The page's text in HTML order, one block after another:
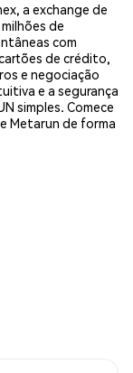
a exchange de
de
com
de crédito,
e negociação
e a segurança
simples. Comece
Metarun de forma